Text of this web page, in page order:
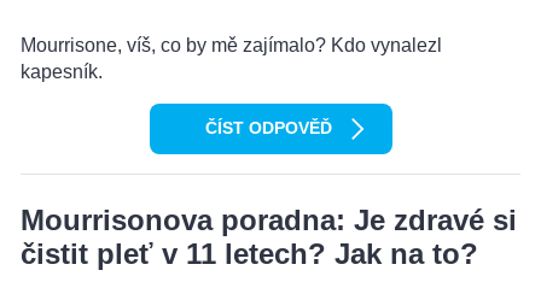
Mourrisone, víš, co by mě zajímalo? Kdo vynalezl
kapesník.
ČÍST ODPOVĚĎ
Mourrisonova poradna: Je zdravé si
čistit pleť v 11 letech? Jak na to?